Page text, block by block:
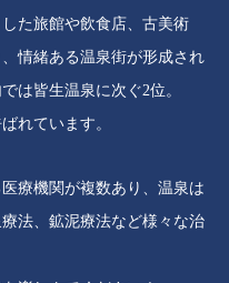
た旅館や飲食店、古美術
情緒ある温泉街が形成され
は皆生温泉に次ぐ2位。
れています。
療機関が複数あり、温泉は
法、鉱泥療法など様々な治